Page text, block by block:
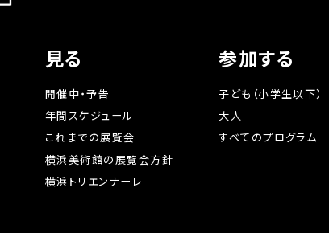
見る
開催中・予告
年間スケジュール
これまでの展覧会
横浜美術館の展覧会方針
横浜トリエンナーレ
参加する
子ども（小学生以下）
大人
すべてのプログラム